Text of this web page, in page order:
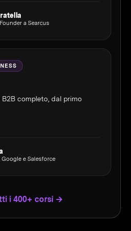
a Searcus
completo, dal primo
Google e Salesforce
i 400+ corsi →